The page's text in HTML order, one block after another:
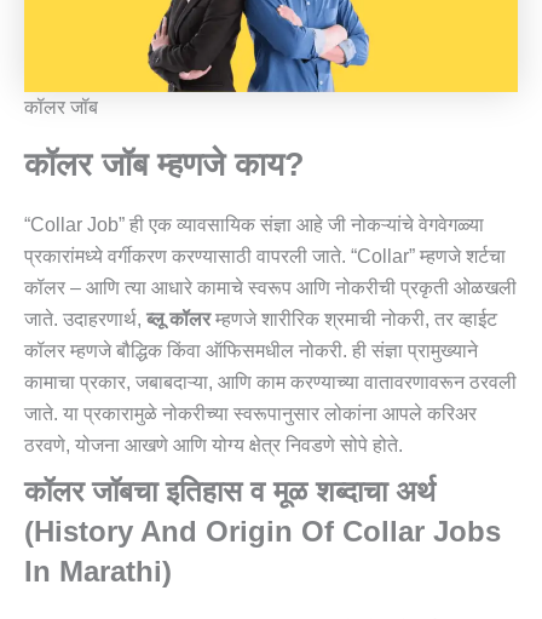
कॉलर जॉब
कॉलर जॉब म्हणजे काय?
“Collar Job” ही एक व्यावसायिक संज्ञा आहे जी नोकऱ्यांचे वेगवेगळ्या
प्रकारांमध्ये वर्गीकरण करण्यासाठी वापरली जाते. “Collar” म्हणजे शर्टचा
कॉलर – आणि त्या आधारे कामाचे स्वरूप आणि नोकरीची प्रकृती ओळखली
जाते. उदाहरणार्थ, ब्लू कॉलरम्हणजे शारीरिक श्रमाची नोकरी, तर व्हाईट
कॉलर म्हणजे बौद्धिक किंवा ऑफिसमधील नोकरी. ही संज्ञा प्रामुख्याने
कामाचा प्रकार, जबाबदाऱ्या, आणि काम करण्याच्या वातावरणावरून ठरवली
जाते. या प्रकारामुळे नोकरीच्या स्वरूपानुसार लोकांना आपले करिअर
ठरवणे, योजना आखणे आणि योग्य क्षेत्र निवडणे सोपे होते.
कॉलर जॉबचा इतिहास व मूळ शब्दाचा अर्थ
(History And Origin Of Collar Jobs
In Marathi)